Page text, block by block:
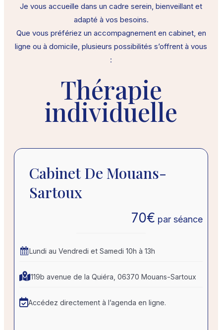
Je vous accueille dans un cadre serein, bienveillant et
adapté à vos besoins.
Que vous préfériez un accompagnement en cabinet, en
ligne ou à domicile, plusieurs possibilités s’offrent à vous
:
Thérapie
individuelle
Cabinet De Mouans-
Sartoux
70€ par séance
Lundi au Vendredi et Samedi 10h à 13h
119b avenue de la Quiéra, 06370 Mouans-Sartoux
Accédez directement à l’agenda en ligne.